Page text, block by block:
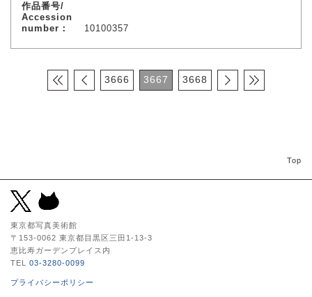
作品番号/
Accession
number：
10100357
3666 3667 3668
Top
東京都写真美術館
〒153-0062 東京都目黒区三田1-13-3
恵比寿ガーデンプレイス内
TEL 03-3280-0099
プライバシーポリシー